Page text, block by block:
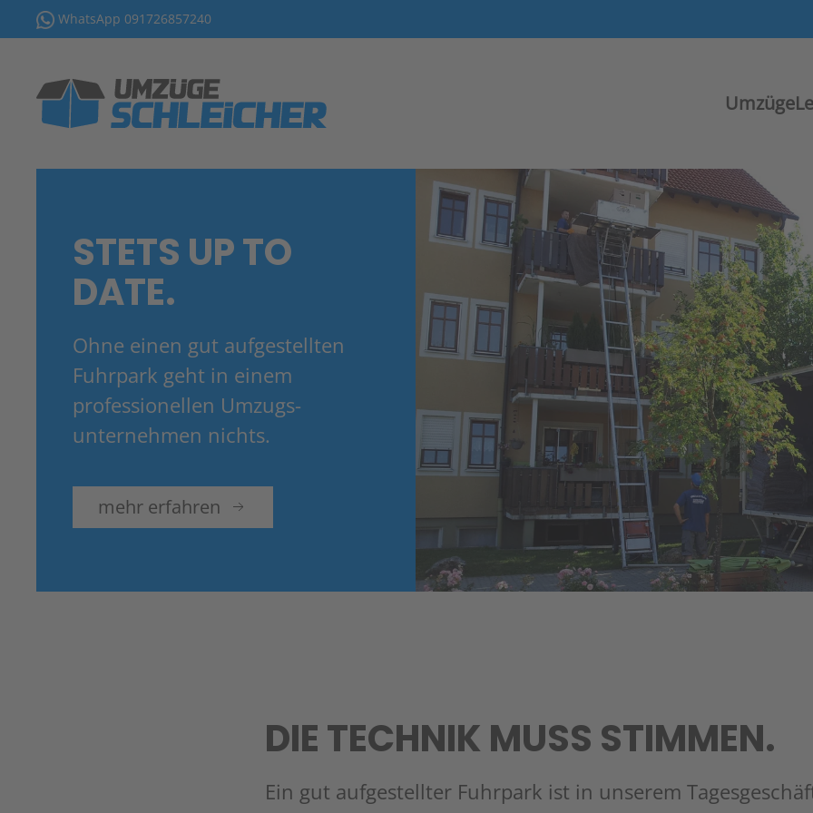
WhatsApp 091726857240
Umzüge
STETS UP TO
DATE.
Ohne einen gut aufgestellten
Fuhrpark geht in einem
professionellen Umzugs­
unternehmen nichts.
mehr erfahren
DIE TECHNIK MUSS STIMMEN.
Ein gut aufgestellter Fuhrpark ist in unserem